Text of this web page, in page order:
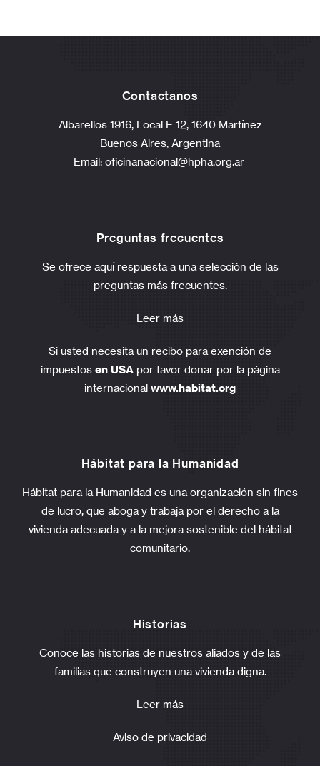
Contactanos
Albarellos 1916, Local E 12, 1640 Martínez
Buenos Aires, Argentina
Email: oficinanacional@hpha.org.ar
Preguntas frecuentes
Se ofrece aquí respuesta a una selección de las
preguntas más frecuentes.
Leer más
Si usted necesita un recibo para exención de
impuestos en USApor favor donar por la página
internacional www.habitat.org
Hábitat para la Humanidad
Hábitat para la Humanidad es una organización sin fines
de lucro, que aboga y trabaja por el derecho a la
vivienda adecuada y a la mejora sostenible del hábitat
comunitario.
Historias
Conoce las historias de nuestros aliados y de las
familias que construyen una vivienda digna.
Leer más
Aviso de privacidad